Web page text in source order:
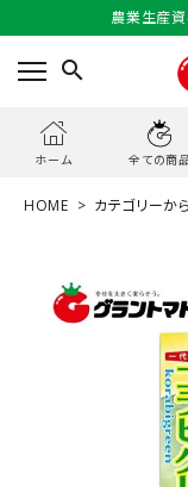
農業生産資
search
ホーム 全ての商
HOME カテゴリーか